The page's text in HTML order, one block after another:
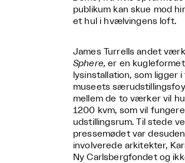
publikum kan skue mod
et hul i hvælvingens loft.
James Turrells andet
Sphere, er en
lysinstallation, som ligger
museets
mellem de to værker vil
1200 kvm, som vil
udstillingsrum.
Til stede
pressemødet var
involverede arkitekter,
Ny Carlsbergfondet og